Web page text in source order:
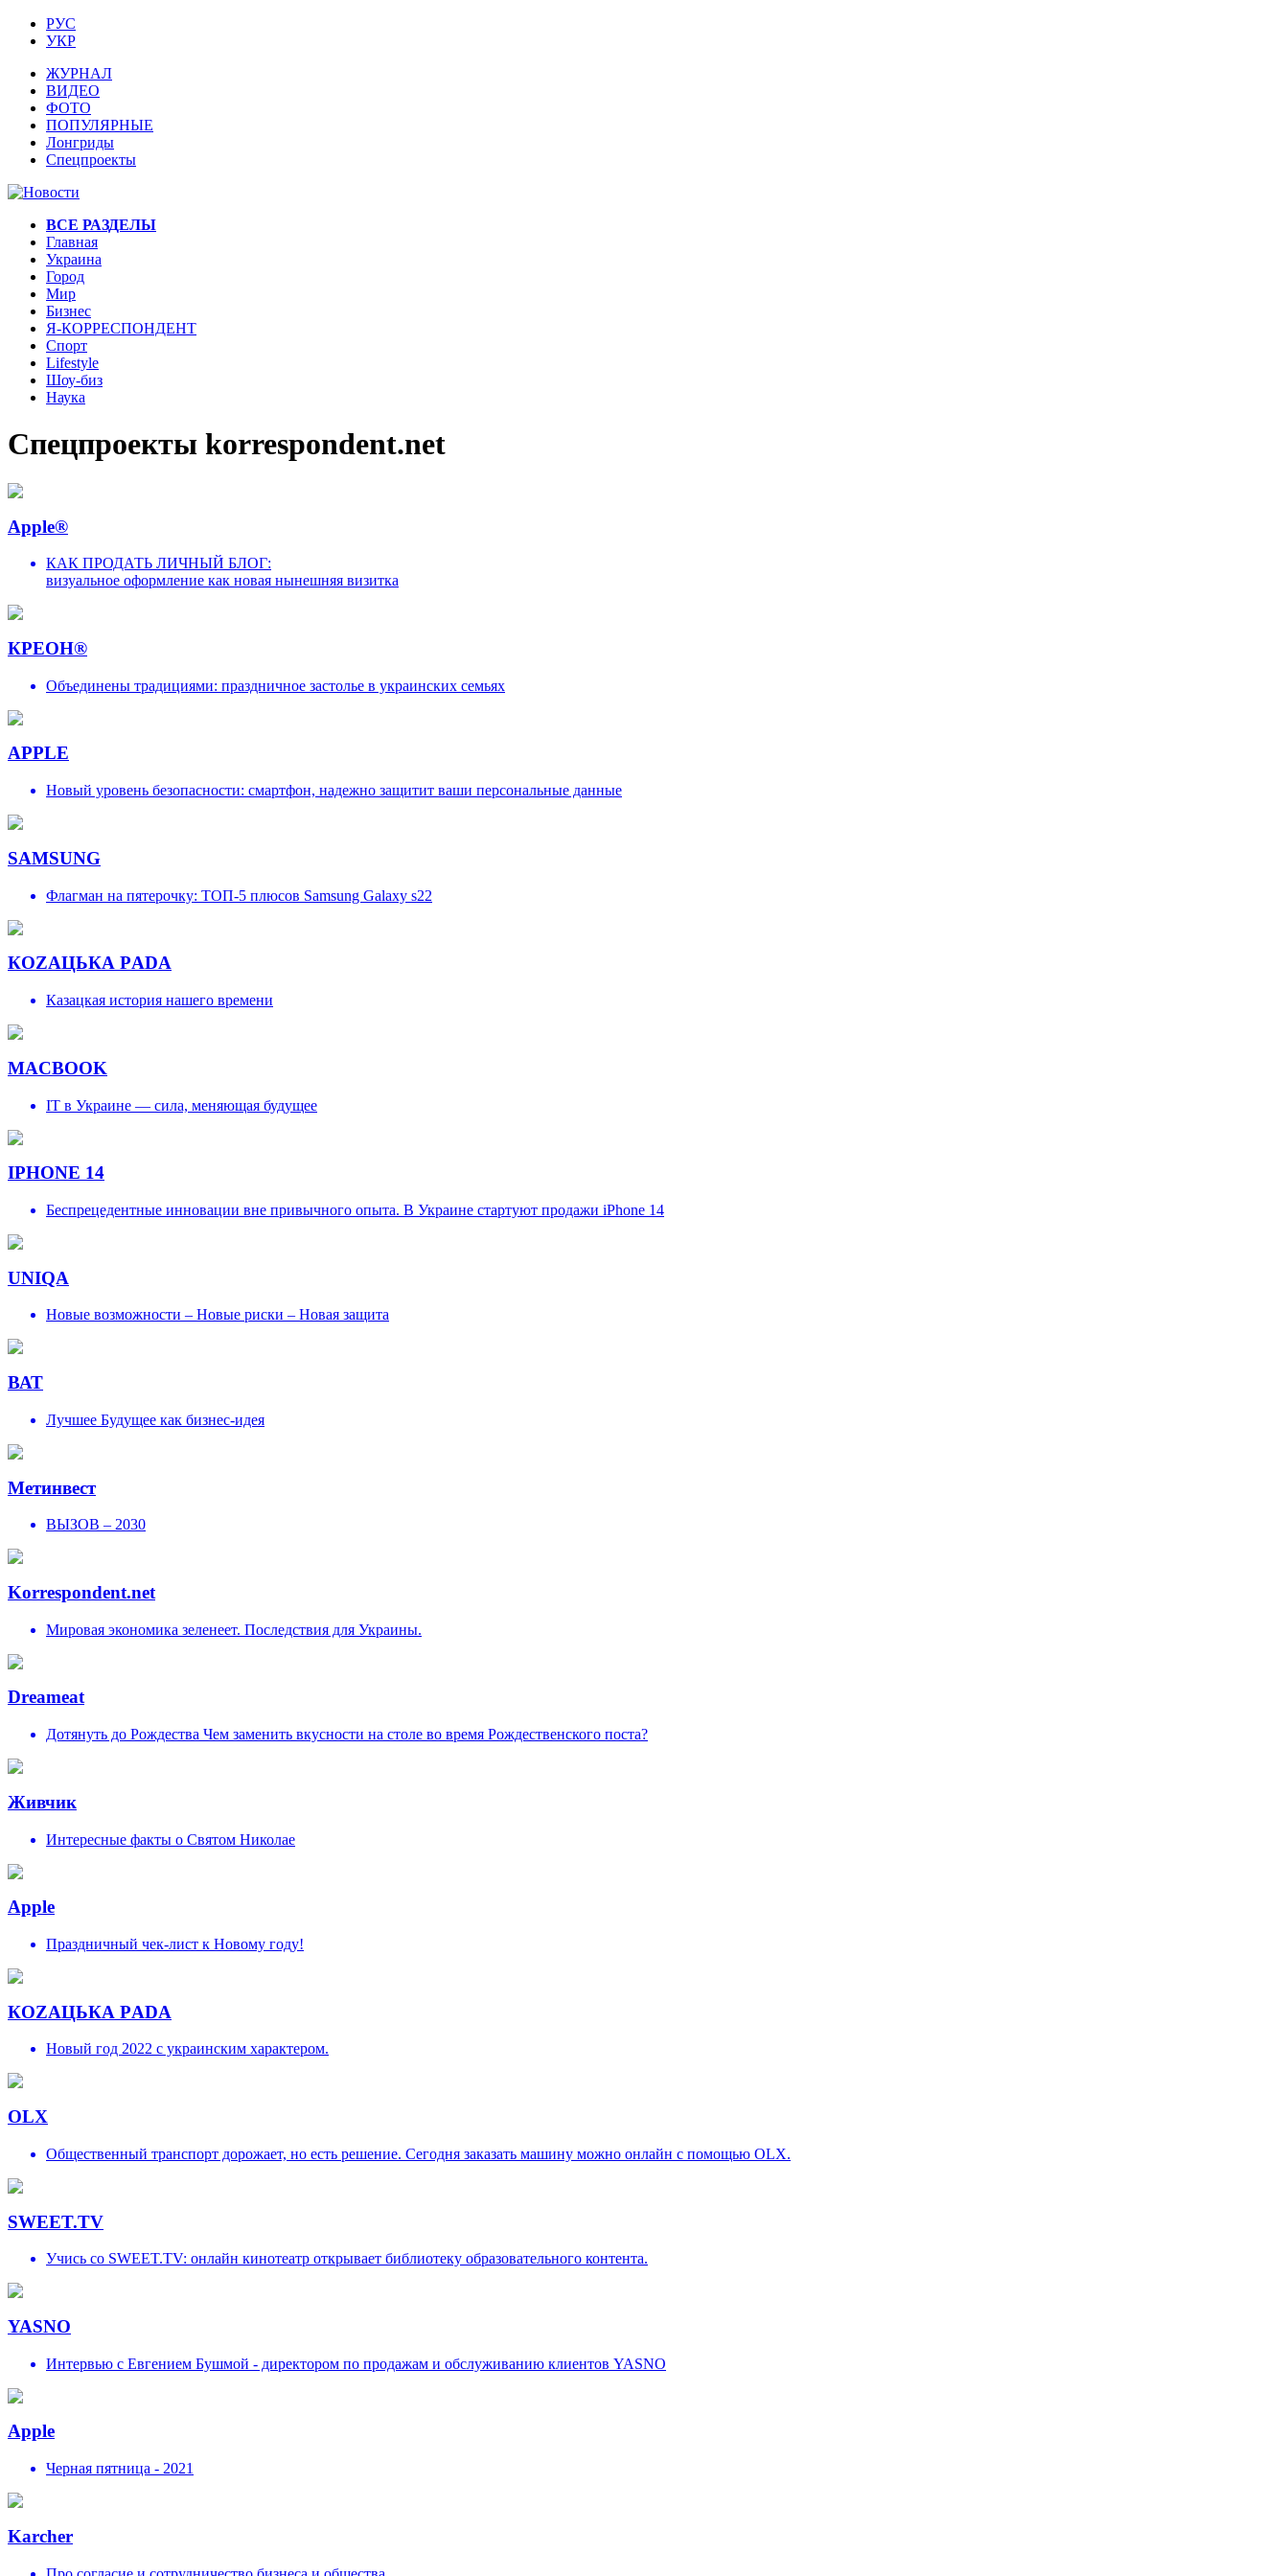
РУС
УКР
ЖУРНАЛ
ВИДЕО
ФОТО
ПОПУЛЯРНЫЕ
Лонгриды
Спецпроекты
ВСЕ РАЗДЕЛЫ
Главная
Украина
Город
Мир
Бизнес
Я-КОРРЕСПОНДЕНТ
Спорт
Lifestyle
Шоу-биз
Наука
Спецпроекты korrespondent.net
Apple®
КАК ПРОДАТЬ ЛИЧНЫЙ БЛОГ:
визуальное оформление как новая нынешняя визитка
КРЕОН®
Объединены традициями: праздничное застолье в украинских семьях
APPLE
Новый уровень безопасности: смартфон, надежно защитит ваши персональные данные
SAMSUNG
Флагман на пятерочку: ТОП-5 плюсов Samsung Galaxy s22
КОZAЦЬКА РADA
Казацкая история нашего времени
MACBOOK
IT в Украине — сила, меняющая будущее
IPHONE 14
Беспрецедентные инновации вне привычного опыта. В Украине стартуют продажи iPhone 14
UNIQA
Новые возможности – Новые риски – Новая защита
ВАТ
Лучшее Будущее как бизнес-идея
Метинвест
ВЫЗОВ – 2030
Korrespondent.net
Мировая экономика зеленеет. Последствия для Украины.
Dreameat
Дотянуть до Рождества Чем заменить вкусности на столе во время Рождественского поста?
Живчик
Интересные факты о Святом Николае
Apple
Праздничный чек-лист к Новому году!
КОZAЦЬКА РADA
Новый год 2022 с украинским характером.
OLX
Общественный транспорт дорожает, но есть решение. Сегодня заказать машину можно онлайн с помощью OLX.
SWEET.TV
Учись со SWEET.TV: онлайн кинотеатр открывает библиотеку образовательного контента.
YASNO
Интервью с Евгением Бушмой - директором по продажам и обслуживанию клиентов YASNO
Apple
Черная пятница - 2021
Karcher